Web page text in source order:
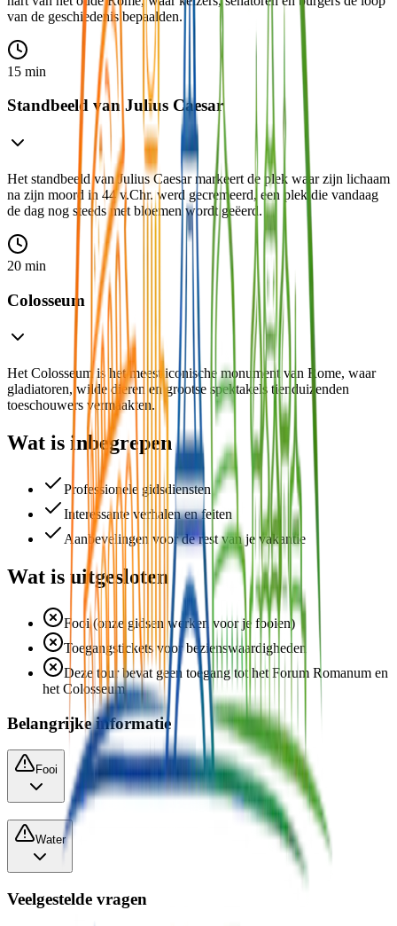
van de geschiedenis bepaalden.
15 min
Standbeeld van Julius Caesar
Het standbeeld van Julius Caesar markeert de plek waar zijn lichaam
na zijn moord in 44 v.Chr. werd gecremeerd, een plek die vandaag
de dag nog steeds met bloemen wordt geëerd.
20 min
Colosseum
Het Colosseum is het meest iconische monument van Rome, waar
gladiatoren, wilde dieren en grootse spektakels tienduizenden
toeschouwers vermaakten.
Wat is inbegrepen
Professionele gidsdiensten
Interessante verhalen en feiten
Aanbevelingen voor de rest van je vakantie
Wat is uitgesloten
Fooi (onze gidsen werken voor je fooien)
Toegangstickets voor bezienswaardigheden
Deze tour bevat geen toegang tot het Forum Romanum en
het Colosseum
Belangrijke informatie
Fooi
Water
Veelgestelde vragen